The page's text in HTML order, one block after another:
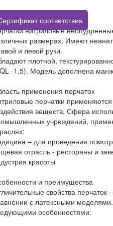
соответствия
нитриловые
размерах. Имеют
и левой руки.
плотной,
-1,5). Модель дополнена
применения перчаток
перчатки
веществ. Сфера
учреждений,
– для проведения
отрасль - рестораны и
красоты
и преимущества
свойства перчаток
с латексными
особенностями: